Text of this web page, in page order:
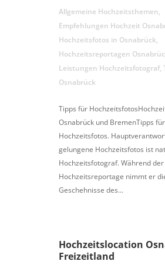
Allgemeine Hochzeitsthemen,
Empfehlungen Hochzeit
Hochzeitsfotos in Osnabrück,
Hochzeitsreportagen
Leistungen Hochzeitsfotograf,
Osnabrück
Tipps für
Osnabrück und BremenTipps
Hochzeitsfotos.
gelungene Hochzeitsfotos ist
Hochzeitsfotograf. Während der
Hochzeitsreportage nimmt er
Geschehnisse des...
Hochzeitslocation
Freizeitland